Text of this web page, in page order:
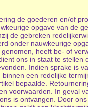
de goederen en/of
opgave van de
de gebreken
onder nauwkeurige
heeft be- of
ons in staat te
Indien sprake is
een redelijke
bepaalde.
voorwaarden. In geval
is ontvangen. Door